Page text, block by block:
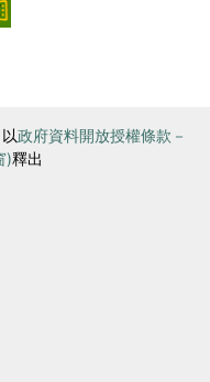
政府資料開放授權條款－
)釋出